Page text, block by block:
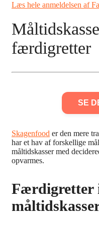
Læs hele anmeldelsen af
færdigretter
SE
Skagenfood er den mere
har et hav af forskellige
måltidskasser med
opvarmes.
Færdigretter